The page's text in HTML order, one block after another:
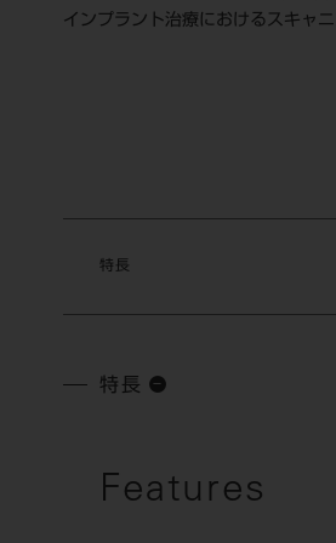
インプラント治療におけるスキャ
特長
特長
Features